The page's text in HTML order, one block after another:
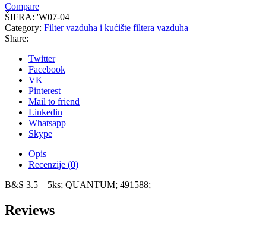
Compare
ŠIFRA: 'W07-04
Category: Filter vazduha i kućište filtera vazduha
Share:
Twitter
Facebook
VK
Pinterest
Mail to friend
Linkedin
Whatsapp
Skype
Opis
Recenzije (0)
B&S 3.5 – 5ks; QUANTUM; 491588;
Reviews